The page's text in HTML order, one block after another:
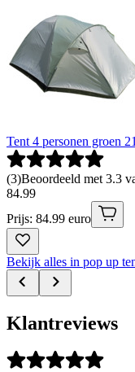
Tent 4 personen groen
(3)Beoordeeld met 3.3
84.99
Prijs: 84.99 euro
Bekijk alles in pop up
Klantreviews